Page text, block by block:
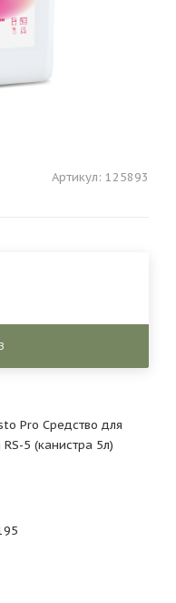
Артикул: 125893
Pro Средство для
5 (канистра 5л)